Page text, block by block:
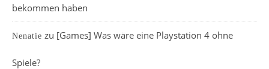
bekommen haben
Nenatie zu [Games] Was wäre eine Playstation 4 ohne
Spiele?